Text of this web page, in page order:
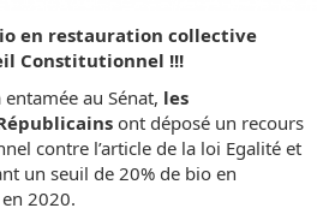
en restauration collective
Constitutionnel !!!
au Sénat, les
ont déposé un recours
contre l’article de la loi Egalité et
un seuil de 20% de bio en
2020.